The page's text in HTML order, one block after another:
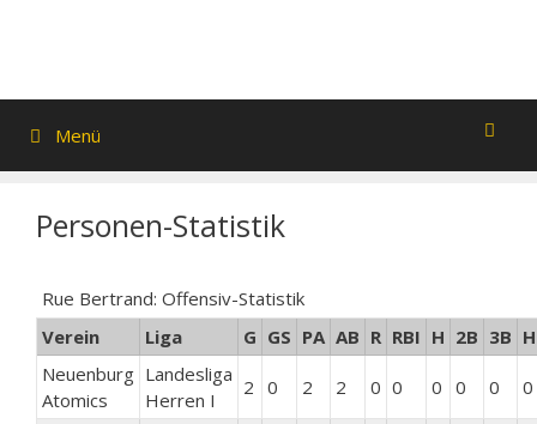
Menü
Personen-Statistik
Rue Bertrand: Offensiv-Statistik
Verein
Liga G GS PA AB R RBI H 2B 3B
Neuenburg
Atomics
Landesliga
Herren I
2 0 2 2 0 0 0 0 0 0